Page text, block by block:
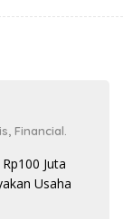
Financial.